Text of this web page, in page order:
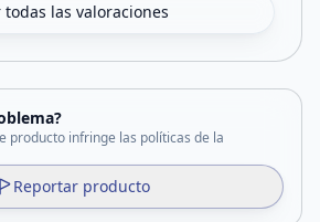
todas las valoraciones
producto infringe las políticas de la
Reportar producto